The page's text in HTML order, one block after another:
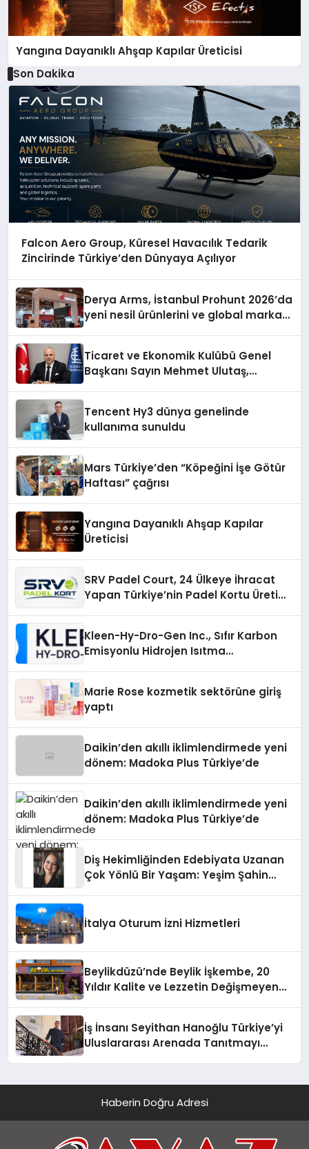
Yangına Dayanıklı Ahşap Kapılar Üreticisi
Son Dakika
Falcon Aero Group, Küresel Havacılık Tedarik
Zincirinde Türkiye’den Dünyaya Açılıyor
Derya Arms, İstanbul Prohunt 2026’da
yeni nesil ürünlerini ve global marka
Ticaret ve Ekonomik Kulübü Genel
Başkanı Sayın Mehmet Ulutaş,
Tencent Hy3 dünya genelinde
kullanıma sunuldu
Mars Türkiye’den “Köpeğini İşe Götür
Haftası” çağrısı
Yangına Dayanıklı Ahşap Kapılar
Üreticisi
SRV Padel Court, 24 Ülkeye İhracat
Yapan Türkiye’nin Padel Kortu Üretim
Kleen-Hy-Dro-Gen Inc., Sıfır Karbon
Emisyonlu Hidrojen Isıtma
Marie Rose kozmetik sektörüne giriş
yaptı
Daikin’den akıllı iklimlendirmede yeni
dönem: Madoka Plus Türkiye’de
Daikin’den akıllı iklimlendirmede yeni
dönem: Madoka Plus Türkiye’de
Diş Hekimliğinden Edebiyata Uzanan
Çok Yönlü Bir Yaşam: Yeşim Şahin
İtalya Oturum İzni Hizmetleri
Beylikdüzü’nde Beylik İşkembe, 20
Yıldır Kalite ve Lezzetin Değişmeyen
İş İnsanı Seyithan Hanoğlu Türkiye’yi
Uluslararası Arenada Tanıtmayı
Haberin Doğru Adresi